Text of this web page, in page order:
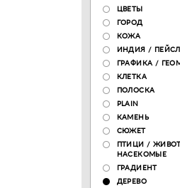
ЦВЕТЫ
ГОРОД
КОЖА
ИНДИЯ /
ГРАФИКА /
КЛЕТКА
ПОЛОСКА
PLAIN
КАМЕНЬ
СЮЖЕТ
ПТИЦИ /
НАСЕКОМЫЕ
ГРАДИЕНТ
ДЕРЕВО